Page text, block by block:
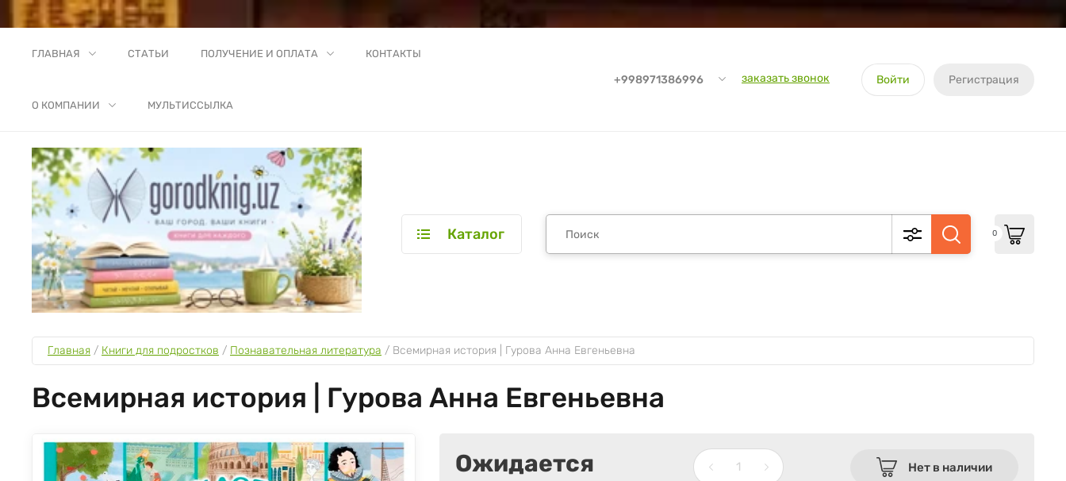
ГЛАВНАЯ СТАТЬИ ПОЛУЧЕНИЕ И ОПЛАТА КОНТАКТЫ
О КОМПАНИИ МУЛЬТИССЫЛКА
+998971386996 заказать звонок Войти Регистрация
Каталог 0
Главная / Книги для подростков / Познавательная литература / Всемирная история | Гурова Анна Евгеньевна
Всемирная история | Гурова Анна Евгеньевна
Ожидается
Нет в наличии